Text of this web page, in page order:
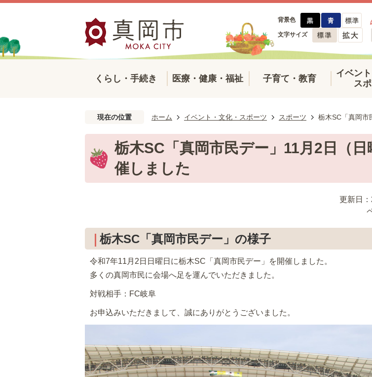
背景色
文字サイズ
くらし・手続き 医療・健康・福祉 子育て・教育
イベン
ス
現在の位置 ホーム イベント・文化・スポーツ スポーツ 栃木SC「真岡市
栃木SC「真岡市民デー」11月2日（日
催しました
更新日
栃木SC「真岡市民デー」の様子
令和7年11月2日日曜日に栃木SC「真岡市民デー」を開催しました。
多くの真岡市民に会場へ足を運んでいただきました。
対戦相手：FC岐阜
お申込みいただきまして、誠にありがとうございました。